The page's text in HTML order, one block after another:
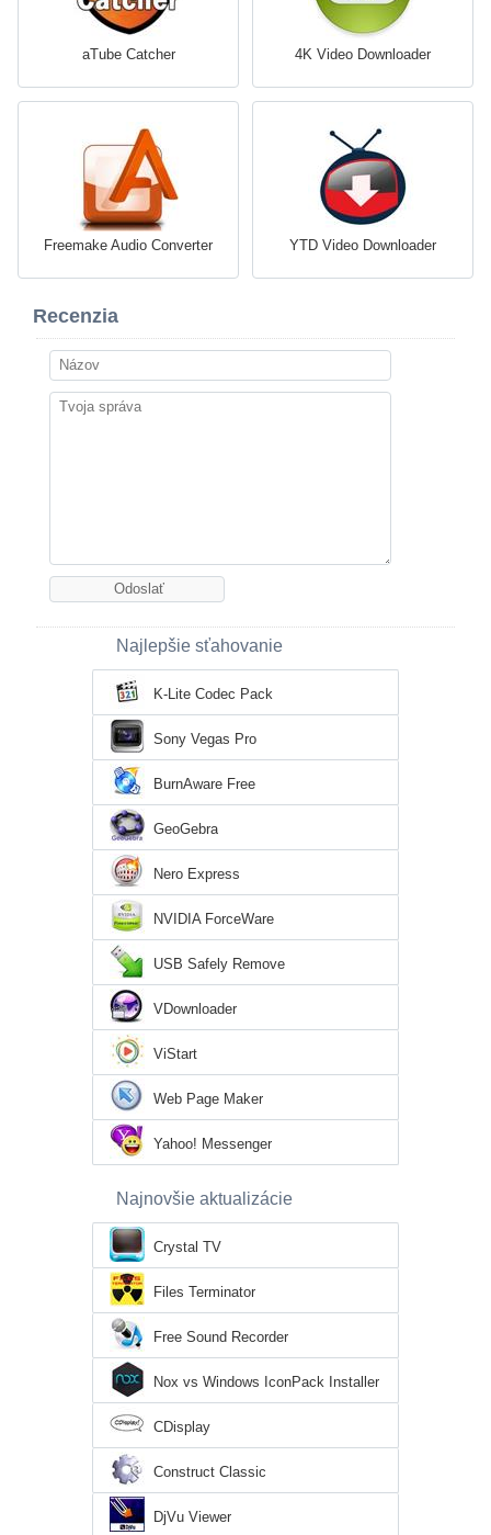
aTube Catcher 4K Video Downloader
Freemake Audio Converter YTD Video Downloader
Recenzia
Najlepšie sťahovanie
K-Lite Codec Pack
Sony Vegas Pro
BurnAware Free
GeoGebra
Nero Express
NVIDIA ForceWare
USB Safely Remove
VDownloader
ViStart
Web Page Maker
Yahoo! Messenger
Najnovšie aktualizácie
Crystal TV
Files Terminator
Free Sound Recorder
Nox vs Windows IconPack Installer
CDisplay
Construct Classic
DjVu Viewer